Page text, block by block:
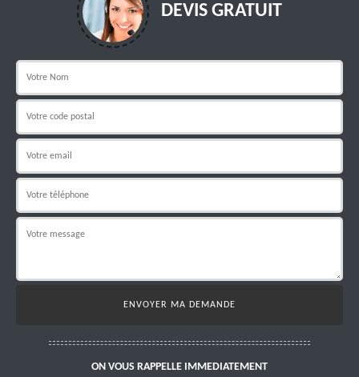
DEVIS GRATUIT
ON VOUS RAPPELLE IMMEDIATEMENT